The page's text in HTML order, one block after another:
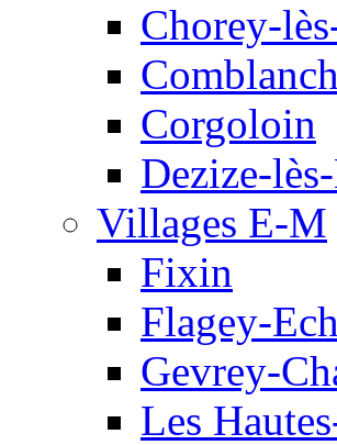
Chorey-
Corgoloin
Dezize-
Villages E-M
Fixin
Flagey-
Gevrey-
Les